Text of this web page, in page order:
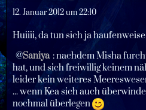
12. Januar 2012 um 22:10
Huiiii, da tun sich ja
Saniya : nachdem Misha
hat, und sich freiwillig keinem
leider kein weiteres
... wenn Kea sich auch
nochmal überlegen